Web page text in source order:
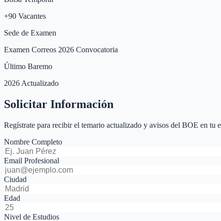
+90 Vacantes
Sede de Examen
Examen Correos 2026 Convocatoria
Último Baremo
2026 Actualizado
Solicitar Información
Regístrate para recibir el temario actualizado y avisos del BOE en tu
Nombre Completo
Email Profesional
Ciudad
Edad
Nivel de Estudios